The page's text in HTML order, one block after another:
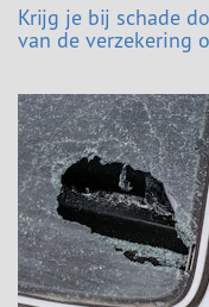
Krijg je bij schade
van de verzekering